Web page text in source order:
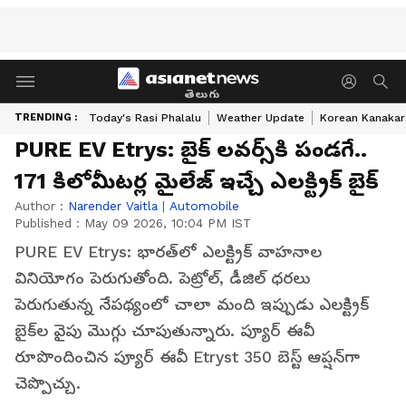
తెలుగు
TRENDING : Today's Rasi Phalalu Weather Update Korean
PURE EV Etrys: బైక్ ల‌వ‌ర్స్‌కి పండ‌గే..
171 కిలోమీట‌ర్ల మైలేజ్ ఇచ్చే ఎల‌క్ట్రిక్ బైక్
Author : Narender Vaitla | Automobile
Published : May 09 2026, 10:04 PM IST
PURE EV Etrys: భారత్‌లో ఎలక్ట్రిక్ వాహనాల
వినియోగం పెరుగుతోంది. పెట్రోల్, డీజిల్ ధరలు
పెరుగుతున్న నేపథ్యంలో చాలా మంది ఇప్పుడు ఎలక్ట్రిక్
బైక్‌ల వైపు మొగ్గు చూపుతున్నారు. ప్యూర్ ఈవీ
రూపొందించిన ప్యూర్ ఈవీ Etryst 350 బెస్ట్ ఆప్ష‌న్‌గా
చెప్పొచ్చు.